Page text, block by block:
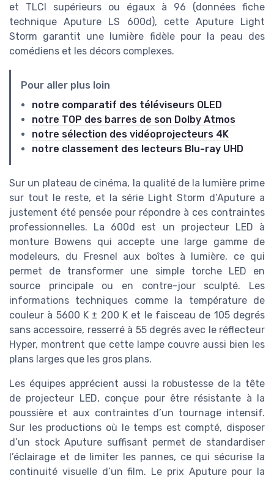
et TLCI supérieurs ou égaux à 96 (données fiche
technique Aputure LS 600d), cette Aputure Light
Storm garantit une lumière fidèle pour la peau des
comédiens et les décors complexes.
Pour aller plus loin
notre comparatif des téléviseurs OLED
notre TOP des barres de son Dolby Atmos
notre sélection des vidéoprojecteurs 4K
notre classement des lecteurs Blu-ray UHD
Sur un plateau de cinéma, la qualité de la lumière prime
sur tout le reste, et la série Light Storm d’Aputure a
justement été pensée pour répondre à ces contraintes
professionnelles. La 600d est un projecteur LED à
monture Bowens qui accepte une large gamme de
modeleurs, du Fresnel aux boîtes à lumière, ce qui
permet de transformer une simple torche LED en
source principale ou en contre-jour sculpté. Les
informations techniques comme la température de
couleur à 5600 K ± 200 K et le faisceau de 105 degrés
sans accessoire, resserré à 55 degrés avec le réflecteur
Hyper, montrent que cette lampe couvre aussi bien les
plans larges que les gros plans.
Les équipes apprécient aussi la robustesse de la tête
de projecteur LED, conçue pour être résistante à la
poussière et aux contraintes d’un tournage intensif.
Sur les productions où le temps est compté, disposer
d’un stock Aputure suffisant permet de standardiser
l’éclairage et de limiter les pannes, ce qui sécurise la
continuité visuelle d’un film. Le prix Aputure pour la